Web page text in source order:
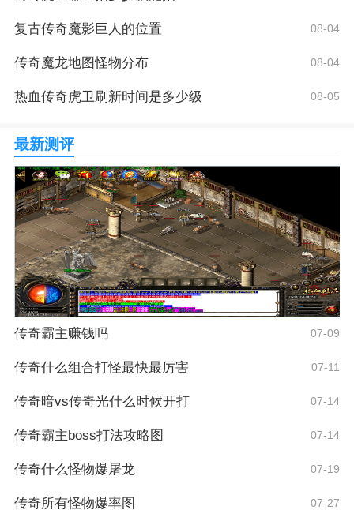
复古传奇魔影巨人的位置 08-04
传奇魔龙地图怪物分布 08-04
热血传奇虎卫刷新时间是多少级 08-05
最新测评
传奇霸主赚钱吗 07-09
传奇什么组合打怪最快最厉害 07-11
传奇暗vs传奇光什么时候开打 07-14
传奇霸主boss打法攻略图 07-14
传奇什么怪物爆屠龙 07-19
传奇所有怪物爆率图 07-27